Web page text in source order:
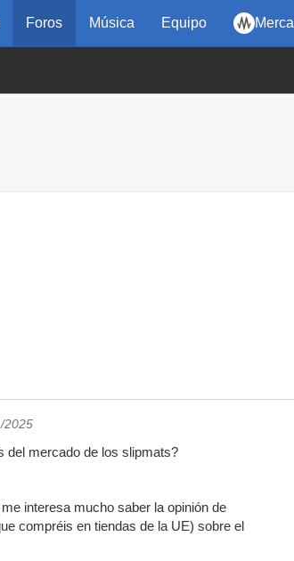
Foros Música Equipo
2025
del mercado de los slipmats?
interesa mucho saber la opinión de
compréis en tiendas de la UE) sobre el